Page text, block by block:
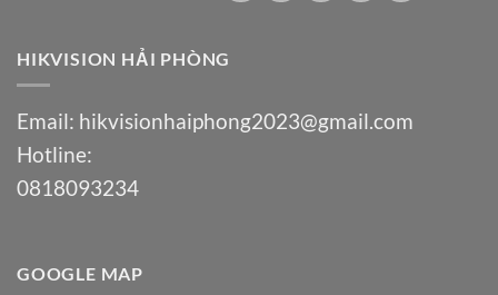
HIKVISION HẢI PHÒNG
Email: hikvisionhaiphong2023@gmail.com
Hotline:
0818093234
GOOGLE MAP